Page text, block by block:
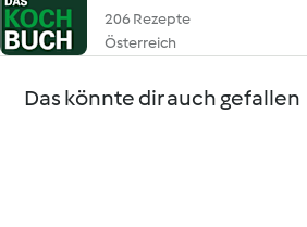
206 Rezepte
Österreich
Das könnte dir auch gefallen